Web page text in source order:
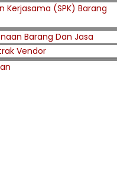
Kerjasama (SPK) Barang
Barang Dan Jasa
Vendor